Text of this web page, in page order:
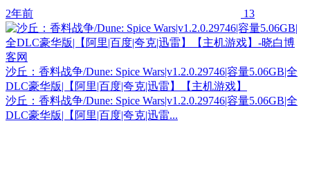
2年前 13
沙丘：香料战争/Dune: Spice Wars|v1.2.0.29746|容量5.06GB|全
DLC豪华版|【阿里|百度|夸克|迅雷】【主机游戏】
沙丘：香料战争/Dune: Spice Wars|v1.2.0.29746|容量5.06GB|全
DLC豪华版|【阿里|百度|夸克|迅雷...